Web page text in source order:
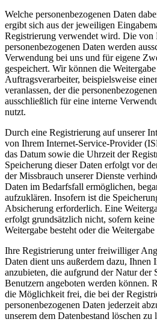
Welche personenbezogenen Daten
ergibt sich aus der jeweiligen
Registrierung verwendet wird. Die von
personenbezogenen Daten werden
Verwendung bei uns und für eigene
gespeichert. Wir können die
Auftragsverarbeiter, beispielsweise
veranlassen, der die
ausschließlich für eine interne
nutzt.
Durch eine Registrierung auf unserer
von Ihrem Internet-Service-Provider
das Datum sowie die Uhrzeit der
Speicherung dieser Daten erfolgt vor
der Missbrauch unserer Dienste
Daten im Bedarfsfall ermöglichen,
aufzuklären. Insofern ist die
Absicherung erforderlich. Eine
erfolgt grundsätzlich nicht, sofern
Weitergabe besteht oder die
Ihre Registrierung unter freiwilliger
Daten dient uns außerdem dazu, Ihnen
anzubieten, die aufgrund der Natur der
Benutzern angeboten werden können.
die Möglichkeit frei, die bei der
personenbezogenen Daten jederzeit
unserem dem Datenbestand löschen zu